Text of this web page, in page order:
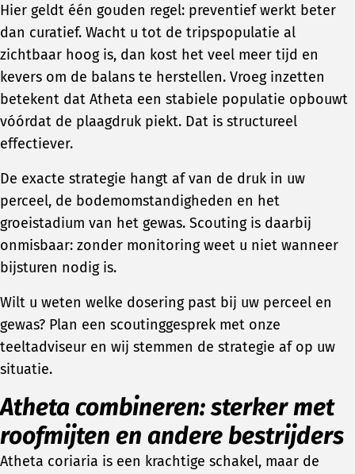
Hier geldt één gouden regel: preventief werkt beter
dan curatief. Wacht u tot de tripspopulatie al
zichtbaar hoog is, dan kost het veel meer tijd en
kevers om de balans te herstellen. Vroeg inzetten
betekent dat Atheta een stabiele populatie opbouwt
vóórdat de plaagdruk piekt. Dat is structureel
effectiever.
De exacte strategie hangt af van de druk in uw
perceel, de bodemomstandigheden en het
groeistadium van het gewas. Scouting is daarbij
onmisbaar: zonder monitoring weet u niet wanneer
bijsturen nodig is.
Wilt u weten welke dosering past bij uw perceel en
gewas? Plan een scoutinggesprek met onze
teeltadviseur en wij stemmen de strategie af op uw
situatie.
Atheta combineren: sterker met
roofmijten en andere bestrijders
Atheta coriaria is een krachtige schakel, maar de